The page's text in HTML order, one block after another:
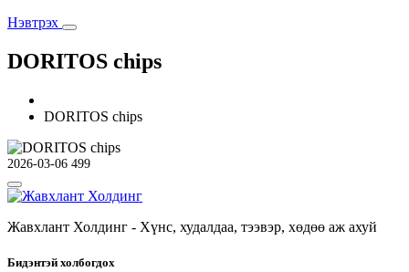
Нэвтрэх
DORITOS chips
DORITOS chips
2026-03-06 499
Жавхлант Холдинг - Хүнс, худалдаа, тээвэр, хөдөө аж ахуй
Бидэнтэй холбогдох